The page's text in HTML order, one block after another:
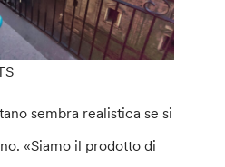
sembra realistica se si
«Siamo il prodotto di